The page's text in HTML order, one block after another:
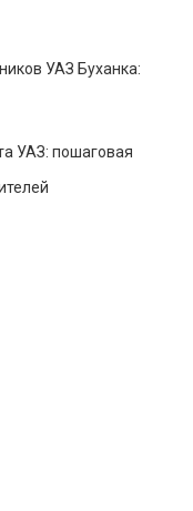
УАЗ Буханка:
УАЗ: пошаговая